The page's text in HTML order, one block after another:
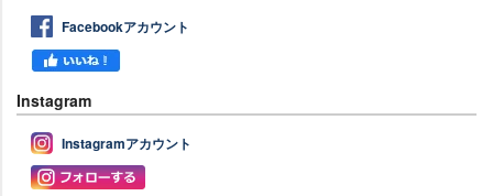
Facebookアカウント
Instagram
Instagramアカウント